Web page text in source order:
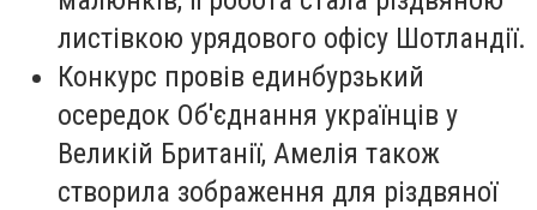
листівкою урядового офісу Шотландії.
Конкурс провів единбурзький
осередок Об'єднання українців у
Великій Британії, Амелія також
створила зображення для різдвяної